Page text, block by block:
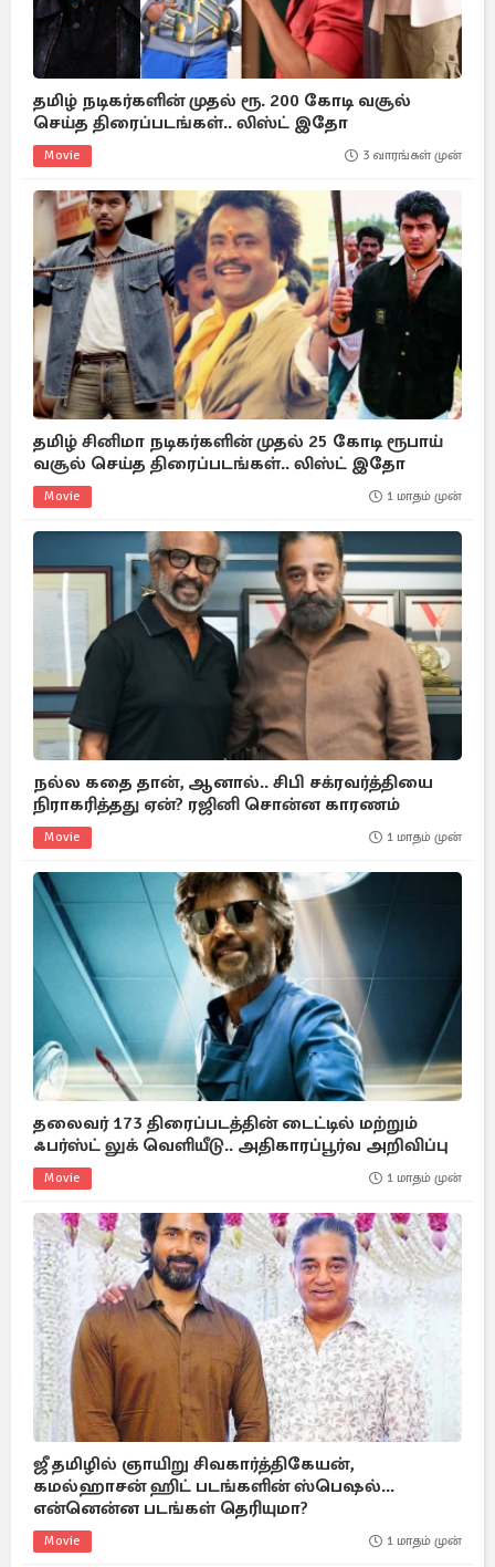
தமிழ் நடிகர்களின் முதல் ரூ. 200 கோடி வசூல்
செய்த திரைப்படங்கள்.. லிஸ்ட் இதோ
Movie 3 வாரங்கள் முன்
தமிழ் சினிமா நடிகர்களின் முதல் 25 கோடி ரூபாய்
வசூல் செய்த திரைப்படங்கள்.. லிஸ்ட் இதோ
Movie 1 மாதம் முன்
நல்ல கதை தான், ஆனால்.. சிபி சக்ரவர்த்தியை
நிராகரித்தது ஏன்? ரஜினி சொன்ன காரணம்
Movie 1 மாதம் முன்
தலைவர் 173 திரைப்படத்தின் டைட்டில் மற்றும்
ஃபர்ஸ்ட் லுக் வெளியீடு.. அதிகாரப்பூர்வ அறிவிப்பு
Movie 1 மாதம் முன்
ஜீ தமிழில் ஞாயிறு சிவகார்த்திகேயன்,
கமல்ஹாசன் ஹிட் படங்களின் ஸ்பெஷல்...
என்னென்ன படங்கள் தெரியுமா?
Movie 1 மாதம் முன்